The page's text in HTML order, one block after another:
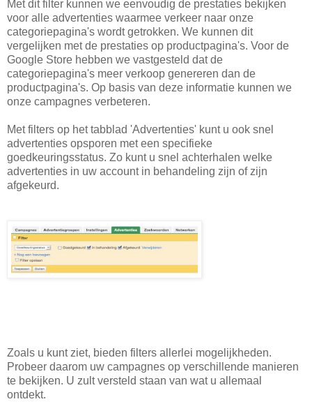
Met dit filter kunnen we eenvoudig de prestaties bekijken
voor alle advertenties waarmee verkeer naar onze
categoriepagina's wordt getrokken. We kunnen dit
vergelijken met de prestaties op productpagina's. Voor de
Google Store hebben we vastgesteld dat de
categoriepagina's meer verkoop genereren dan de
productpagina's. Op basis van deze informatie kunnen we
onze campagnes verbeteren.
Met filters op het tabblad 'Advertenties' kunt u ook snel
advertenties opsporen met een specifieke
goedkeuringsstatus. Zo kunt u snel achterhalen welke
advertenties in uw account in behandeling zijn of zijn
afgekeurd.
Zoals u kunt ziet, bieden filters allerlei mogelijkheden.
Probeer daarom uw campagnes op verschillende manieren
te bekijken. U zult versteld staan van wat u allemaal
ontdekt.